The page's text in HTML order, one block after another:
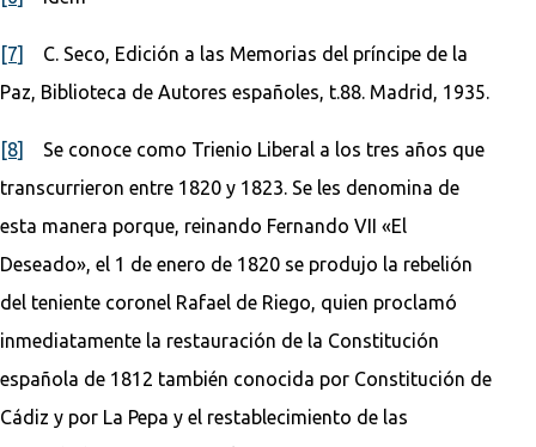
[7]
C. Seco, Edición a las Memorias del príncipe de la
Paz, Biblioteca de Autores españoles, t.88. Madrid, 1935.
[8]
Se conoce como Trienio Liberal a los tres años que
transcurrieron entre 1820 y 1823. Se les denomina de
esta manera porque, reinando Fernando VII «El
Deseado», el 1 de enero de 1820 se produjo la rebelión
del teniente coronel Rafael de Riego, quien proclamó
inmediatamente la restauración de la Constitución
española de 1812 también conocida por Constitución de
Cádiz y por La Pepa y el restablecimiento de las